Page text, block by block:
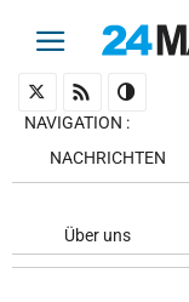
NAVIGATION :
NACHRICHTEN
Über uns